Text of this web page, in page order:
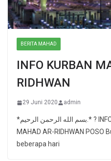
BERITA MAHAD
INFO KURBAN
RIDHWAN
29 Juni 2020 admin
*بسم الله الرحمن الرحيم.* ? INFO IBADAH KURBAN 1441 H
MAHAD AR-RIDHWAN POSO
beberapa hari